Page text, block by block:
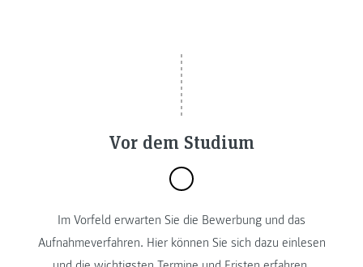
Vor dem Studium
Im Vorfeld erwarten Sie die Bewerbung und das
Aufnahmeverfahren. Hier können Sie sich dazu einlesen